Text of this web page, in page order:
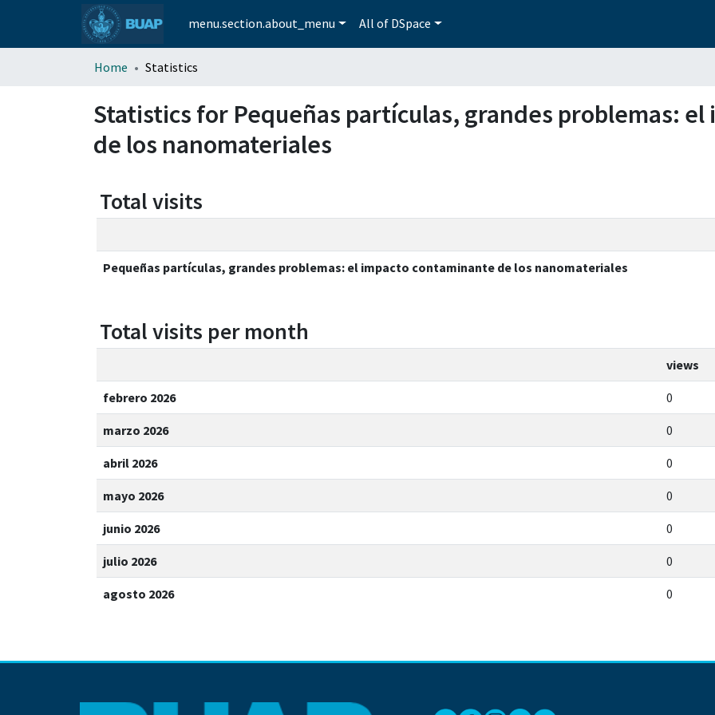
menu.section.about_menu All of DSpace
Home Statistics
Statistics for Pequeñas partículas, grandes problemas:
de los nanomateriales
Total visits
Pequeñas partículas, grandes problemas: el impacto contaminante de los nanomateriales
Total visits per month
views
febrero 2026 0
marzo 2026 0
abril 2026 0
mayo 2026 0
junio 2026 0
julio 2026 0
agosto 2026 0